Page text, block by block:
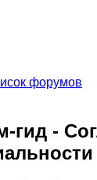
форумов
-